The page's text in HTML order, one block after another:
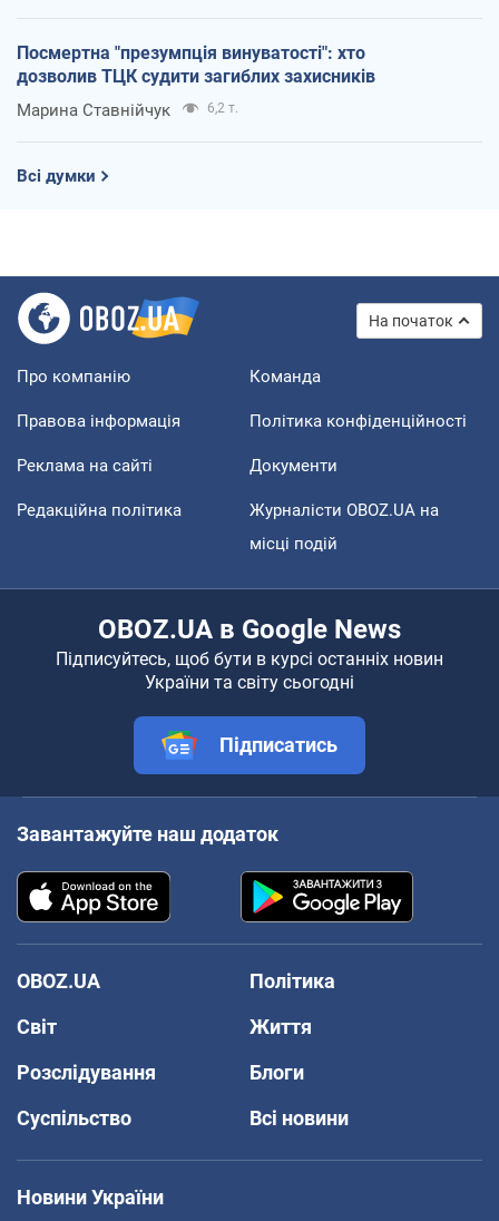
Посмертна "презумпція винуватості": хто
дозволив ТЦК судити загиблих захисників
Марина Ставнійчук 6,2 т.
Всі думки
На початок
Про компанію Команда
Правова інформація Політика конфіденційності
Реклама на сайті Документи
Редакційна політика
Журналісти OBOZ.UA на
місці подій
OBOZ.UA в Google News
Підписуйтесь, щоб бути в курсі останніх новин
України та світу сьогодні
Підписатись
Завантажуйте наш додаток
OBOZ.UA
Політика
Світ
Життя
Розслідування
Блоги
Суспільство
Всі новини
Новини України